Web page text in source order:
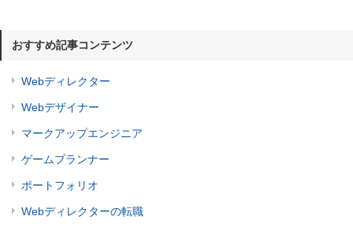
おすすめ記事コンテンツ
Webディレクター
Webデザイナー
マークアップエンジニア
ゲームプランナー
ポートフォリオ
Webディレクターの転職